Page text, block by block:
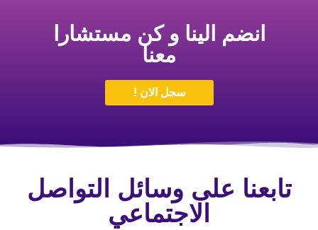
انضم الينا و كن مستشارا
معنا
سجل الان !
تابعنا على وسائل التواصل
الاجتماعي